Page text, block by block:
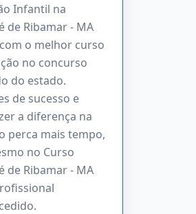
Infantil na
de Ribamar - MA
o melhor curso
no concurso
do estado.
de sucesso e
a diferença na
perca mais tempo,
no Curso
de Ribamar - MA